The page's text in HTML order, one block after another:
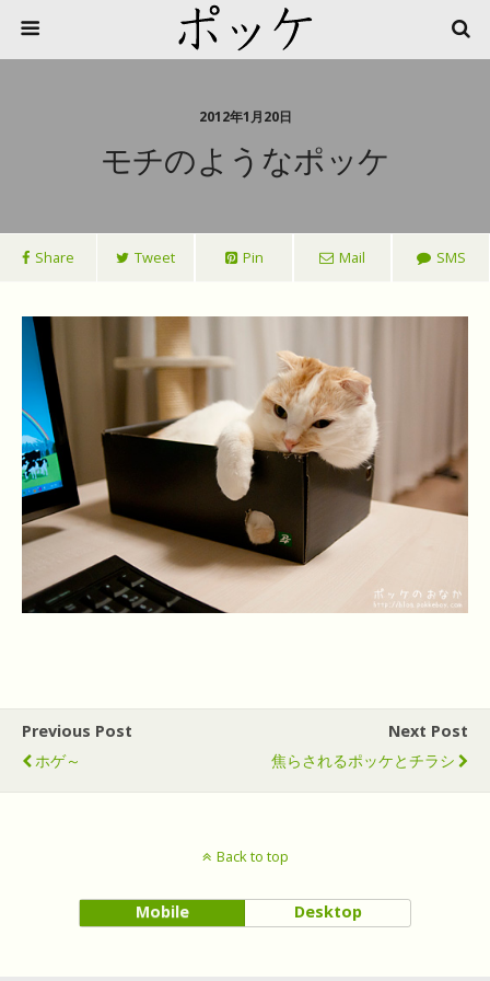
2012年1月20日
モチのようなポッケ
Share Tweet Pin Mail SMS
Previous Post
ホゲ～
Next Post
焦らされるポッケとチラシ
Back to top
Mobile Desktop